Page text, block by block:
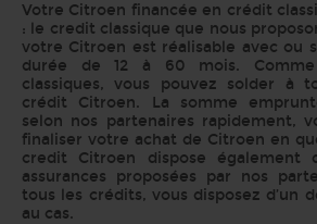
Votre Citroen financée en crédit
: le credit classique que nous
votre Citroen est réalisable avec ou
durée de 12 à 60 mois.
classiques, vous pouvez solder à
crédit Citroen. La somme
selon nos partenaires rapidement,
finaliser votre achat de Citroen en
credit Citroen dispose également
assurances proposées par nos
tous les crédits, vous disposez d’un
au cas.